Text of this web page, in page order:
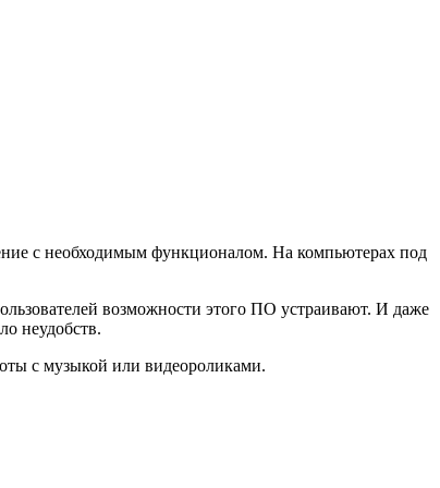
с необходимым функционалом. На компьютерах под
возможности этого ПО устраивают. И даже
неудобств.
с музыкой или видеороликами.